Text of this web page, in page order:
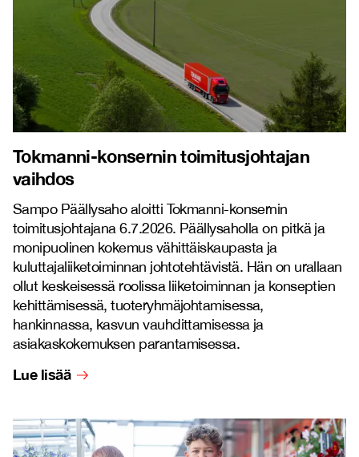
Tokmanni-konsernin toimitusjohtajan
vaihdos
Sampo Päällysaho aloitti Tokmanni-konsernin
toimitusjohtajana 6.7.2026. Päällysaholla on pitkä ja
monipuolinen kokemus vähittäiskaupasta ja
kuluttajaliiketoiminnan johtotehtävistä. Hän on urallaan
ollut keskeisessä roolissa liiketoiminnan ja konseptien
kehittämisessä, tuoteryhmäjohtamisessa,
hankinnassa, kasvun vauhdittamisessa ja
asiakaskokemuksen parantamisessa.
Lue lisää